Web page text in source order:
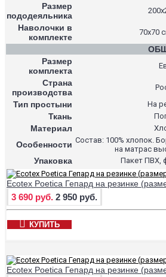
Размер
пододеяльника
Наволочки в
комплекте
70х70
Размер
комплекта
Страна
производства
Тип простыни На
Ткань
Материал
Особенности Состав: 100% хлопок.
на матрас
Упаковка Пакет ПВХ,
Ecotex Poetica Гепард на резинке
3 690 руб. 2 950 руб.
КУПИТЬ
Ecotex Poetica Гепард на резинке